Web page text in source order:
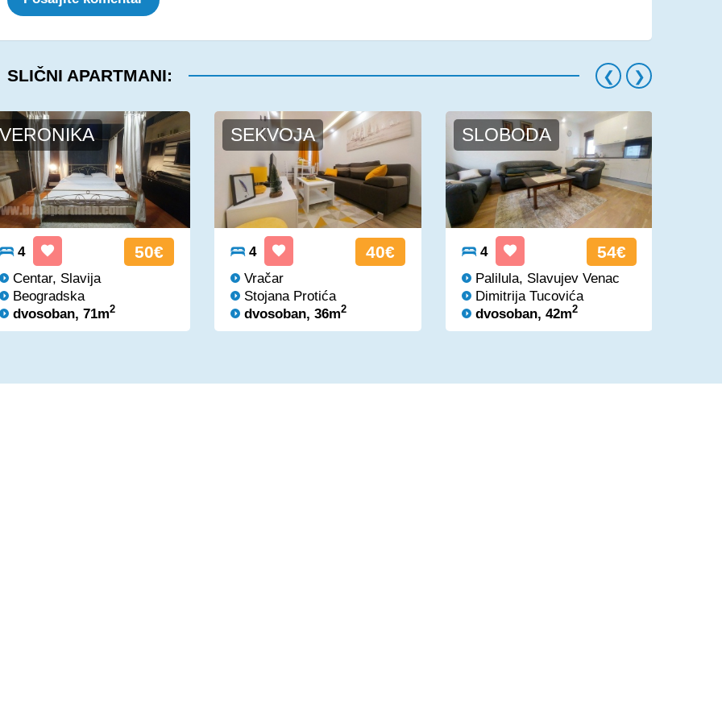
SLIČNI APARTMANI:
VERONIKA
4 50€
Centar, Slavija
Beogradska
dvosoban, 71m2
SEKVOJA
4 40€
Vračar
Stojana Protića
dvosoban, 36m2
SLOBODA
4 54€
Palilula, Slavujev Venac
Dimitrija Tucovića
dvosoban, 42m2